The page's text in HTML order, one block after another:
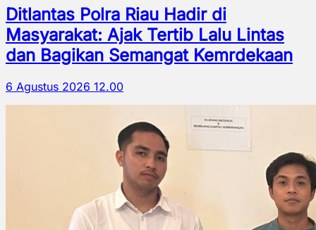
Ditlantas Polra Riau Hadir di
Masyarakat: Ajak Tertib Lalu Lintas
dan Bagikan Semangat Kemrdekaan
6 Agustus 2026 12.00